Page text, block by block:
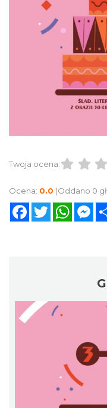
Twoja ocena:
Ocena: 0.0 (Oddano 0
FacebookTwitter